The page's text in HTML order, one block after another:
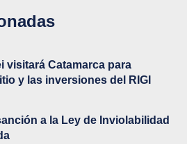
visitará Catamarca para
y las inversiones del RIGI
a la Ley de Inviolabilidad